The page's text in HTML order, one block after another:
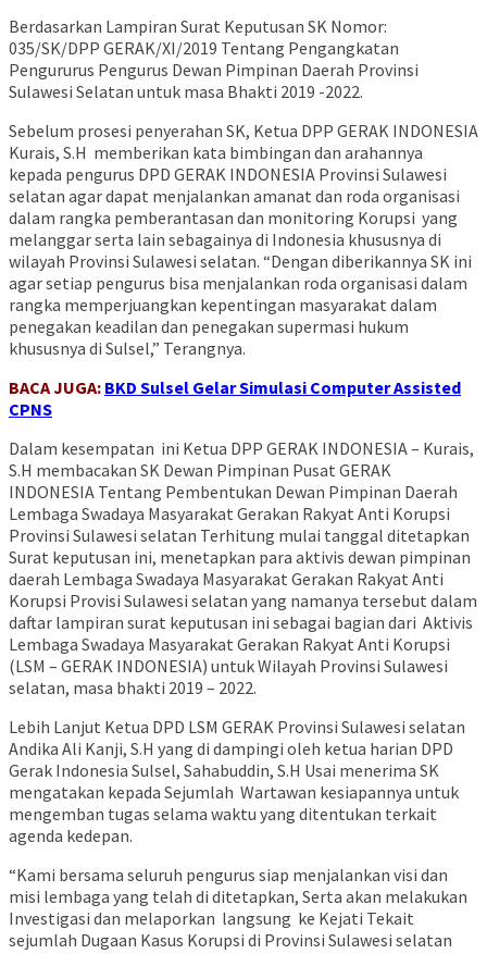
Berdasarkan Lampiran Surat Keputusan SK Nomor:
035/SK/DPP GERAK/XI/2019 Tentang Pengangkatan
Pengururus Pengurus Dewan Pimpinan Daerah Provinsi
Sulawesi Selatan untuk masa Bhakti 2019 -2022.
Sebelum prosesi penyerahan SK, Ketua DPP GERAK INDONESIA
Kurais, S.H memberikan kata bimbingan dan arahannya
kepada pengurus DPD GERAK INDONESIA Provinsi Sulawesi
selatan agar dapat menjalankan amanat dan roda organisasi
dalam rangka pemberantasan dan monitoring Korupsi yang
melanggar serta lain sebagainya di Indonesia khususnya di
wilayah Provinsi Sulawesi selatan. “Dengan diberikannya SK ini
agar setiap pengurus bisa menjalankan roda organisasi dalam
rangka memperjuangkan kepentingan masyarakat dalam
penegakan keadilan dan penegakan supermasi hukum
khususnya di Sulsel,” Terangnya.
BACA JUGA: BKD Sulsel Gelar Simulasi Computer Assisted
CPNS
Dalam kesempatan ini Ketua DPP GERAK INDONESIA – Kurais,
S.H membacakan SK Dewan Pimpinan Pusat GERAK
INDONESIA Tentang Pembentukan Dewan Pimpinan Daerah
Lembaga Swadaya Masyarakat Gerakan Rakyat Anti Korupsi
Provinsi Sulawesi selatan Terhitung mulai tanggal ditetapkan
Surat keputusan ini, menetapkan para aktivis dewan pimpinan
daerah Lembaga Swadaya Masyarakat Gerakan Rakyat Anti
Korupsi Provisi Sulawesi selatan yang namanya tersebut dalam
daftar lampiran surat keputusan ini sebagai bagian dari ‎ Aktivis
Lembaga Swadaya Masyarakat Gerakan Rakyat Anti Korupsi
(LSM – GERAK INDONESIA) untuk Wilayah Provinsi Sulawesi
selatan, masa bhakti 2019 – 2022.
Lebih Lanjut Ketua DPD LSM GERAK Provinsi Sulawesi selatan
Andika Ali Kanji, S.H yang di dampingi oleh ketua harian DPD
Gerak Indonesia Sulsel, Sahabuddin, S.H Usai menerima SK
mengatakan kepada Sejumlah Wartawan kesiapannya untuk
mengemban tugas selama waktu yang ditentukan terkait
agenda kedepan.
“Kami bersama seluruh pengurus siap menjalankan visi dan
misi lembaga yang telah di ditetapkan, Serta akan melakukan
Investigasi dan melaporkan langsung ke Kejati Tekait
sejumlah Dugaan Kasus Korupsi di Provinsi Sulawesi selatan